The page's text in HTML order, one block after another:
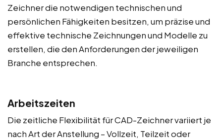
Zeichner die notwendigen technischen und
persönlichen Fähigkeiten besitzen, um präzise und
effektive technische Zeichnungen und Modelle zu
erstellen, die den Anforderungen der jeweiligen
Branche entsprechen.
Arbeitszeiten
Die zeitliche Flexibilität für CAD-Zeichner variiert je
nach Art der Anstellung – Vollzeit, Teilzeit oder